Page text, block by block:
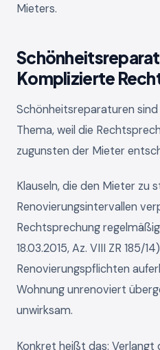
Mieters.
Komplizierte
Schönheitsreparaturen
Thema, weil die
zugunsten der Mieter
Klauseln, die den Mieter zu
Renovierungsintervallen
Rechtsprechung
18.03.2015, Az. VIII ZR 185/
Renovierungspflichten
Wohnung unrenoviert
unwirksam.
Konkret heißt das: Verlangt